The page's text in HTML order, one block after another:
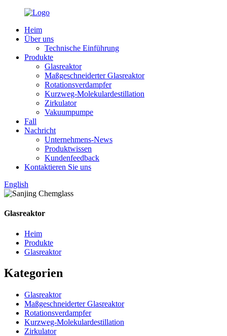
Heim
Über uns
Technische Einführung
Produkte
Glasreaktor
Maßgeschneiderter Glasreaktor
Rotationsverdampfer
Kurzweg-Molekulardestillation
Zirkulator
Vakuumpumpe
Fall
Nachricht
Unternehmens-News
Produktwissen
Kundenfeedback
Kontaktieren Sie uns
English
Glasreaktor
Heim
Produkte
Glasreaktor
Kategorien
Glasreaktor
Maßgeschneiderter Glasreaktor
Rotationsverdampfer
Kurzweg-Molekulardestillation
Zirkulator